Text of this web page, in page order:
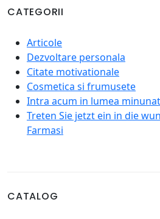
CATEGORII
Articole
Dezvoltare personala
Citate motivationale
Cosmetica si frumusete
Intra acum in lumea
Treten Sie jetzt ein in die
Farmasi
CATALOG